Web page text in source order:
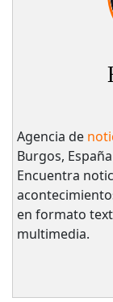
Agencia de
Burgos,
Encuentra
en formato
multimedia.